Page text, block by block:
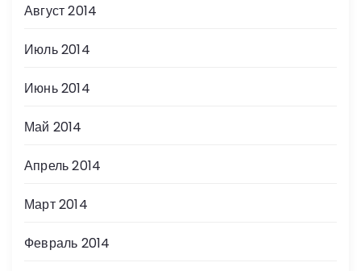
Август 2014
Июль 2014
Июнь 2014
Май 2014
Апрель 2014
Март 2014
Февраль 2014